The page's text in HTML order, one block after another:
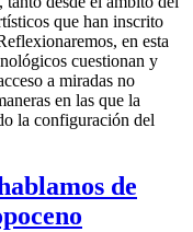
que han inscrito
en esta
cuestionan y
a miradas no
en las que la
la configuración del
de